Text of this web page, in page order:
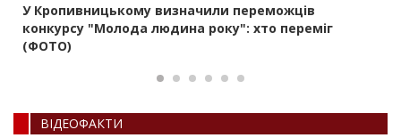
У Кропивницькому визначили переможців
конкурсу "Молода людина року": хто переміг
(ФОТО)
ВIДЕОФАКТИ